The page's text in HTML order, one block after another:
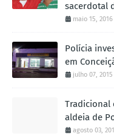
sacerdotal
maio 15, 2016
Polícia
em
julho 07, 2015
Tradicional
aldeia de
agosto 03,